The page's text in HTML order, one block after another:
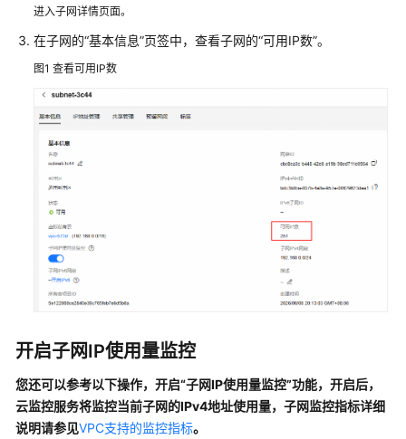
虚
私
有
云
子
网
VPC
络
规
划
建
议
虚
私
有
云
进入子网详情页面。
在子网的“基本信息”页签中，查看子网的“可用IP数”。
图1 查看可用IP数
开启子网IP使用量监控
您还可以参考以下操作，开启“子网IP使用量监控”功能，开启后，
云监控服务将监控当前子网的IPv4地址使用量，子网监控指标详细
说明请参见VPC支持的监控指标。